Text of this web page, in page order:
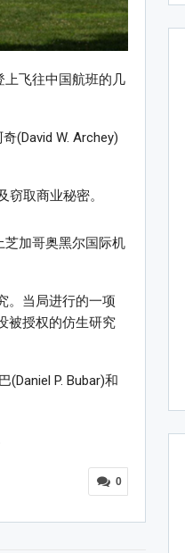
上飞往中国航班的几
(David W. Archey)
取商业秘密。
芝加哥奥黑尔国际机
。当局进行的一项
被授权的仿生研究
P. Bubar)和
0